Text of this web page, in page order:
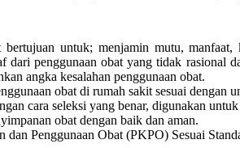
untuk; menjamin mutu,
dari penggunaan obat yang tidak rasional
angka kesalahan penggunaan obat.
obat di rumah sakit sesuai
cara seleksi yang benar, digunakan
obat dengan baik dan aman.
dan Penggunaan Obat (PKPO) Sesuai